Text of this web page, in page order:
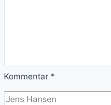
Kommentar *